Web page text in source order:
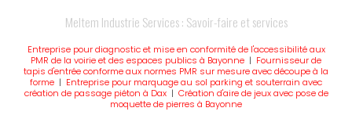
Meltem Industrie Services : Savoir-faire et services
Entreprise pour diagnostic et mise en conformité de l'accessibilité aux
PMR de la voirie et des espaces publics à Bayonne | Fournisseur de
tapis d'entrée conforme aux normes PMR sur mesure avec découpe à la
forme | Entreprise pour marquage au sol parking et souterrain avec
création de passage piéton à Dax| Création d'aire de jeux avec pose de
moquette de pierres à Bayonne